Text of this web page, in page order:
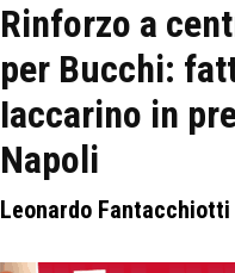
Rinforzo a
per Bucchi:
Iaccarino in
Napoli
Leonardo Fantacchiotti